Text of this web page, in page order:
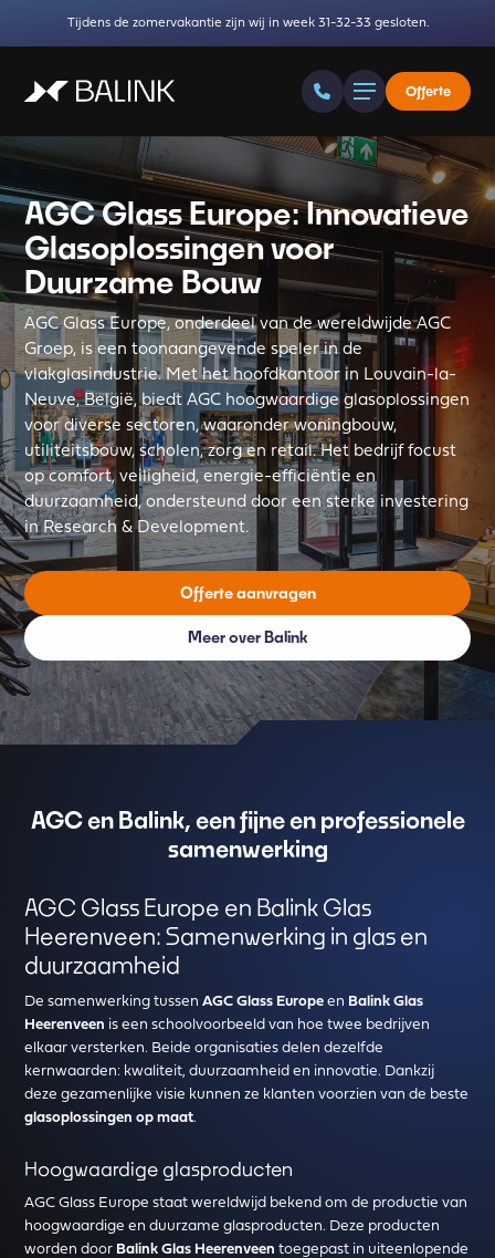
Tijdens de zomervakantie zijn wij in week 31-32-33 gesloten.
Offerte
AGC Glass Europe: Innovatieve
Glasoplossingen voor
Duurzame Bouw
AGC Glass Europe, onderdeel van de wereldwijde AGC
Groep, is een toonaangevende speler in de
vlakglasindustrie. Met het hoofdkantoor in Louvain-la-
Neuve, België, biedt AGC hoogwaardige glasoplossingen
voor diverse sectoren, waaronder woningbouw,
utiliteitsbouw, scholen, zorg en retail. Het bedrijf focust
op comfort, veiligheid, energie-efficiëntie en
duurzaamheid, ondersteund door een sterke investering
in Research & Development.
Offerte aanvragen
Meer over Balink
AGC en Balink, een fijne en professionele
samenwerking
AGC Glass Europe en Balink Glas
Heerenveen: Samenwerking in glas en
duurzaamheid
De samenwerking tussenAGC Glass Europe en Balink Glas
Heerenveen is een schoolvoorbeeld van hoe twee bedrijven
elkaar versterken. Beide organisaties delen dezelfde
kernwaarden: kwaliteit, duurzaamheid en innovatie. Dankzij
deze gezamenlijke visie kunnen ze klanten voorzien van de beste
glasoplossingen op maat.
Hoogwaardige glasproducten
AGC Glass Europe staat wereldwijd bekend om de productie van
hoogwaardige en duurzame glasproducten. Deze producten
worden door Balink Glas Heerenveen toegepast in uiteenlopende